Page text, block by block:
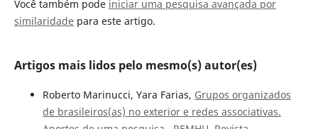
Você também pode iniciar uma pesquisa avançada por
similaridadepara este artigo.
Artigos mais lidos pelo mesmo(s) autor(es)
Roberto Marinucci, Yara Farias, Grupos organizados
de brasileiros(as) no exterior e redes associativas.